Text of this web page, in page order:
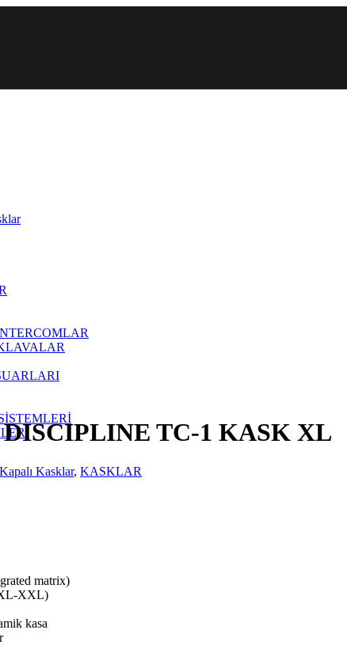
TC-1 KASK XL
Kapalı Kasklar, KASKLAR
matrix)
XL-XXL)
kasa